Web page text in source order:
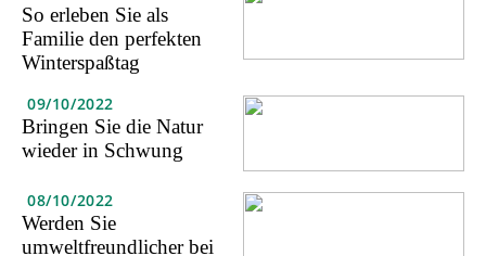
So erleben Sie als
Familie den perfekten
Winterspaßtag
09/10/2022
Bringen Sie die Natur
wieder in Schwung
08/10/2022
Werden Sie
umweltfreundlicher bei